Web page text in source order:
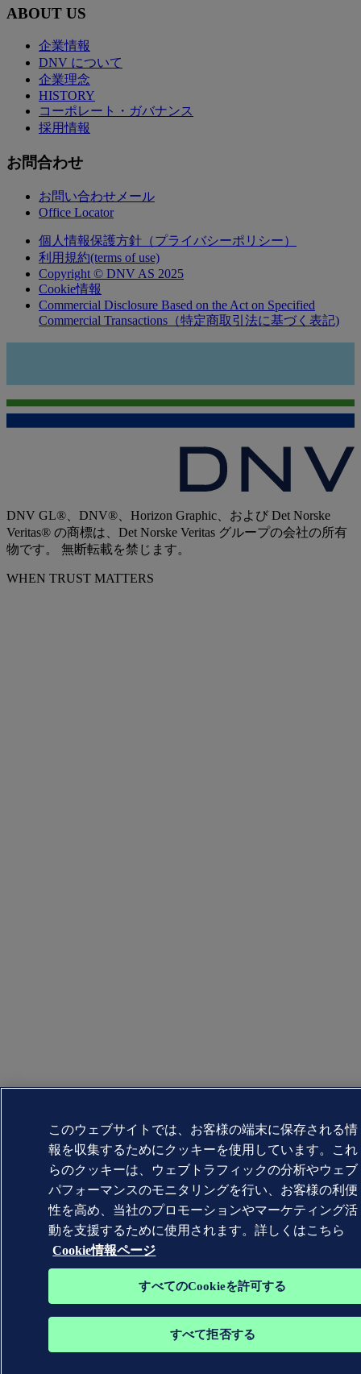
ABOUT US
企業情報
DNV について
企業理念
HISTORY
コーポレート・ガバナンス
採用情報
お問合わせ
お問い合わせメール
Office Locator
個人情報保護方針（プライバシーポリシー）
利用規約(terms of use)
Copyright © DNV AS 2025
Cookie情報
Commercial Disclosure Based on the Act on Specified
Commercial Transactions（特定商取引法に基づく表記)
DNV GL®、DNV®、Horizon Graphic、および Det Norske
Veritas® の商標は、Det Norske Veritas グループの会社の所有
物です。 無断転載を禁じます。
WHEN TRUST MATTERS
このウェブサイトでは、お客様の端末に保存される情
報を収集するためにクッキーを使用しています。これ
らのクッキーは、ウェブトラフィックの分析やウェブ
パフォーマンスのモニタリングを行い、お客様の利便
性を高め、当社のプロモーションやマーケティング活
動を支援するために使用されます。詳しくはこちら
Cookie情報ページ
すべてのCookieを許可する
すべて拒否する